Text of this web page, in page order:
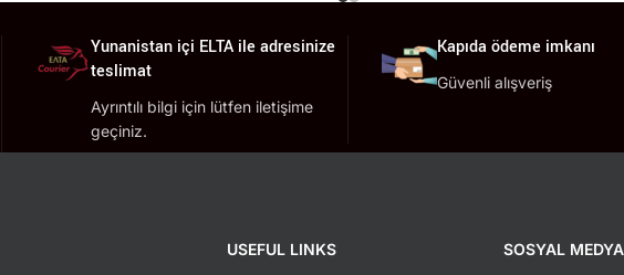
Yunanistan içi ELTA ile adresinize
teslimat
Ayrıntılı bilgi için lütfen iletişime
geçiniz.
Kapıda ödeme imkanı
Güvenli alışveriş
USEFUL LINKS
SOSYAL MEDYA